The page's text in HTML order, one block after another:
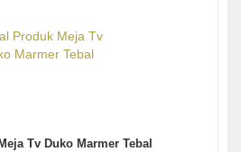
Tv Duko Marmer Tebal